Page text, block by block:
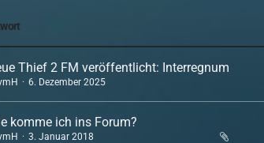
Thief 2 FM veröffentlicht: Interregnum
6. Dezember 2025
komme ich ins Forum?
3. Januar 2018